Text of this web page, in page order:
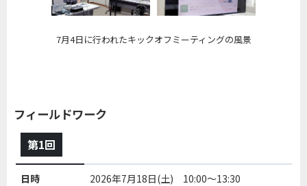
7月4日に行われたキックオフミーティングの風景
フィールドワーク
第1回
日時 2026年7月18日(土) 10:00～13:30